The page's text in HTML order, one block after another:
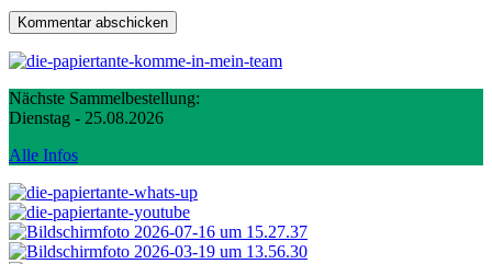
Nächste Sammelbestellung:
Dienstag - 25.08.2026
Alle Infos